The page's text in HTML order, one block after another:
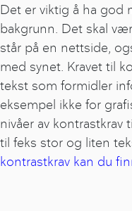
Det er viktig å ha god
bakgrunn. Det skal
står på en nettside,
med synet. Kravet til
tekst som formidler
eksempel ikke for
nivåer av kontrastkrav
til feks stor og liten
kontrastkrav kan du